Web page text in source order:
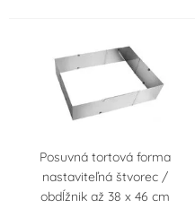
Posuvná tortová forma
nastaviteľná štvorec /
obdĺžnik až 38 x 46 cm